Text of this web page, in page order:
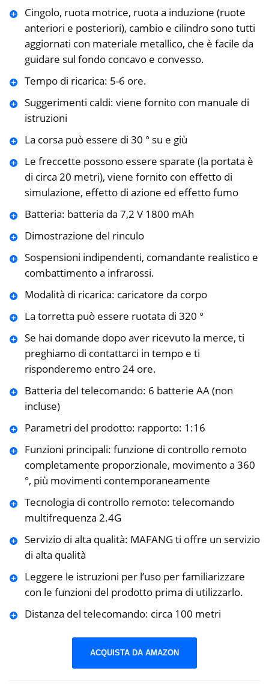
Cingolo, ruota motrice, ruota a induzione (ruote
anteriori e posteriori), cambio e cilindro sono tutti
aggiornati con materiale metallico, che è facile da
guidare sul fondo concavo e convesso.
Tempo di ricarica: 5-6 ore.
Suggerimenti caldi: viene fornito con manuale di
istruzioni
La corsa può essere di 30 ° su e giù
Le freccette possono essere sparate (la portata è
di circa 20 metri), viene fornito con effetto di
simulazione, effetto di azione ed effetto fumo
Batteria: batteria da 7,2 V 1800 mAh
Dimostrazione del rinculo
Sospensioni indipendenti, comandante realistico e
combattimento a infrarossi.
Modalità di ricarica: caricatore da corpo
La torretta può essere ruotata di 320 °
Se hai domande dopo aver ricevuto la merce, ti
preghiamo di contattarci in tempo e ti
risponderemo entro 24 ore.
Batteria del telecomando: 6 batterie AA (non
incluse)
Parametri del prodotto: rapporto: 1:16
Funzioni principali: funzione di controllo remoto
completamente proporzionale, movimento a 360
°, più movimenti contemporaneamente
Tecnologia di controllo remoto: telecomando
multifrequenza 2.4G
Servizio di alta qualità: MAFANG ti offre un servizio
di alta qualità
Leggere le istruzioni per l’uso per familiarizzare
con le funzioni del prodotto prima di utilizzarlo.
Distanza del telecomando: circa 100 metri
ACQUISTA DA AMAZON